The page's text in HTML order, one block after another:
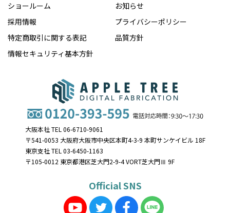
ショールーム
お知らせ
採用情報
プライバシーポリシー
特定商取引に関する表記
品質方針
情報セキュリティ基本方針
大阪本社 TEL 06-6710-9061
〒541-0053 大阪府大阪市中央区本町4-3-9 本町サンケイビル 18F
東京支社 TEL 03-6450-1163
〒105-0012 東京都港区芝大門2-9-4 VORT芝大門Ⅲ 9F
Official SNS